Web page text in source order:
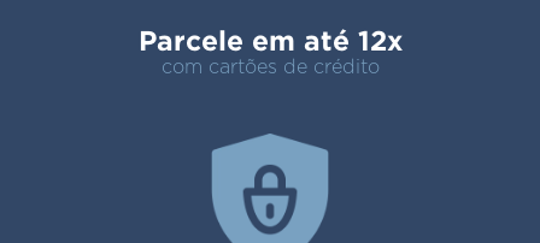
Parcele em até 12x
com cartões de crédito